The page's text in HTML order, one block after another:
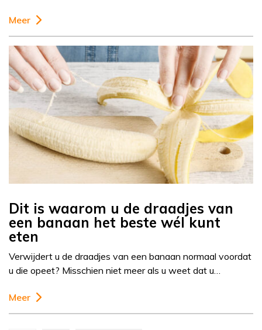
Meer
Dit is waarom u de draadjes van
een banaan het beste wél kunt
eten
Verwijdert u de draadjes van een banaan normaal voordat
u die opeet? Misschien niet meer als u weet dat u…
Meer